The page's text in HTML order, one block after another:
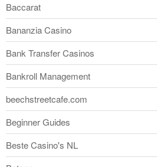
Baccarat
Bananzia Casino
Bank Transfer Casinos
Bankroll Management
beechstreetcafe.com
Beginner Guides
Beste Casino's NL